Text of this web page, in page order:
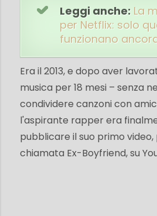
Leggi anche: La
per Netflix: solo
funzionano
Era il 2013, e dopo aver
musica per 18 mesi – senza
condividere canzoni con
l'aspirante rapper era
pubblicare il suo primo
chiamata Ex-Boyfriend, su